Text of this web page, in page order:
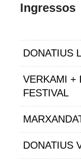
Ingressos
DONATIUS
VERKAMI +
FESTIVAL
DONATIUS